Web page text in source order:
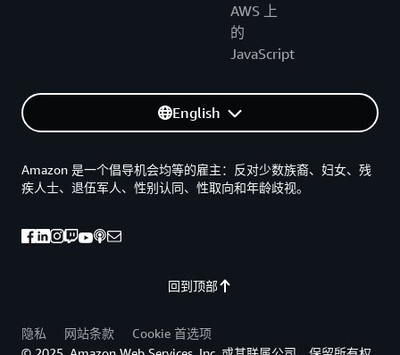
AWS 上
的
JavaScript
English
回到顶部
Amazon 是一个倡导机会均等的雇主：反对少数族裔、妇女、残
疾人士、退伍军人、性别认同、性取向和年龄歧视。
隐私 网站条款
Cookie 首选项